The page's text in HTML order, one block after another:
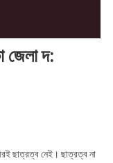
জেলা দ:
ছাত্রত্ব নেই। ছাত্রত্ব না